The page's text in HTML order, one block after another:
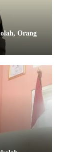
Orang